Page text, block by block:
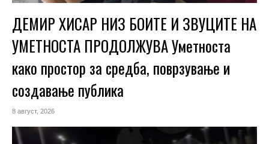
ДЕМИР ХИСАР НИЗ БОИТЕ И ЗВУЦИТЕ НА
УМЕТНОСТА ПРОДОЛЖУВА Уметноста
како простор за средба, поврзување и
создавање публика
8 август, 2026